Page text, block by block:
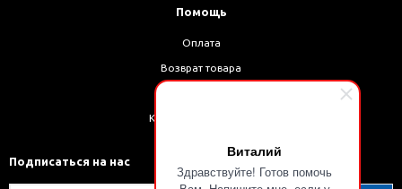
Виталий
Здравствуйте! Готов помочь
Помощь
Оплата
Возврат товара
Как оформить заказ
Подписаться на нас